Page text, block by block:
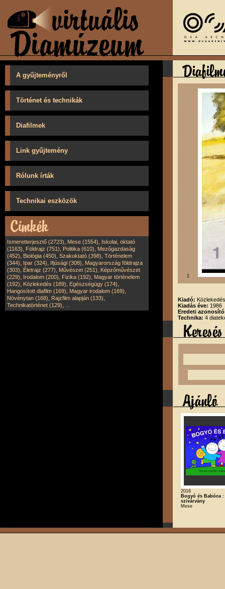
A gyűjteményről
Történet és technikák
Diafilmek
Link gyűjtemény
Rólunk írták
Technikai eszközök
Ismeretterjesztő (2723), Mese (1554), Iskolai, oktató
(1163), Földrajz (751), Politika (610), Mezőgazdaság
(452), Biológia (450), Szakoktató (398), Történelem
(344), Ipar (324), Ifjúsági (308), Magyarország földrajza
(303), Életrajz (277), Művészet (251), Képzőművészet
(229), Irodalom (200), Fizika (192), Magyar történelem
(192), Közlekedés (189), Egészségügy (174),
Hangosított diafilm (169), Magyar irodalom (169),
Növénytan (168), Rajzfilm alapján (133),
Technikatörténet (129),
1
Kiadó:
Kiadás éve: 1986
Eredeti
Technika: 4
2016
Bogyó és Babóca :
szivárvány
Mese